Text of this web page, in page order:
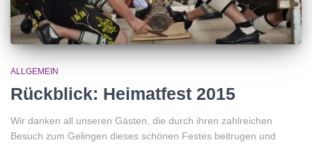
ALLGEMEIN
Rückblick: Heimatfest 2015
Wir danken all unseren Gästen, die durch ihren zahlreichen
Besuch zum Gelingen dieses schönen Festes beitrugen und